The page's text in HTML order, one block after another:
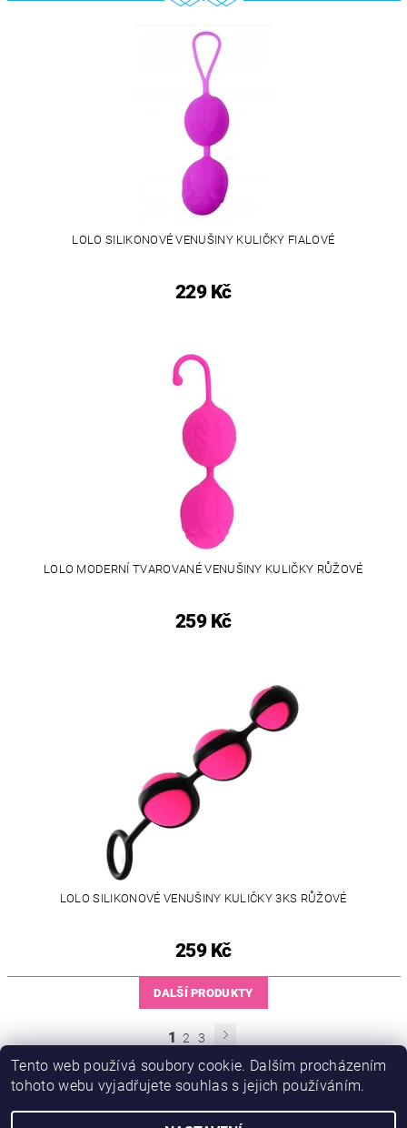
LOLO SILIKONOVÉ VENUŠINY KULIČKY FIALOVÉ
229 Kč
LOLO MODERNÍ TVAROVANÉ VENUŠINY KULIČKY RŮŽOVÉ
259 Kč
LOLO SILIKONOVÉ VENUŠINY KULIČKY 3KS RŮŽOVÉ
259 Kč
DALŠÍ PRODUKTY
1 2 3
Tento web používá soubory cookie. Dalším procházením
tohoto webu vyjadřujete souhlas s jejich používáním.